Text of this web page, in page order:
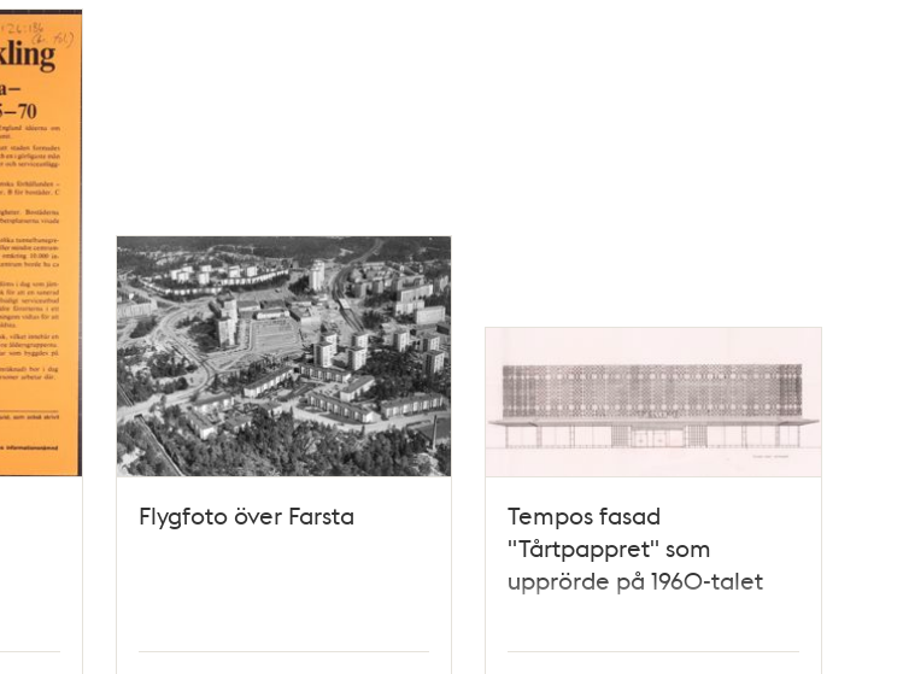
Flygfoto över Farsta
Tempos fasad
"Tårtpappret" som
upprörde på 1960-talet